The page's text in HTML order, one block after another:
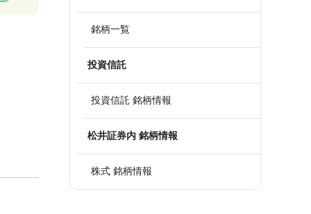
銘柄一覧
投資信託
投資信託 銘柄情報
松井証券内 銘柄情報
株式 銘柄情報